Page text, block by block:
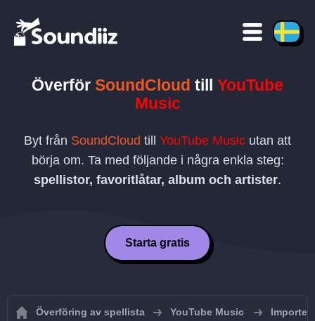
Överför SoundCloud till YouTube
Music
Byt från SoundCloud till YouTube Music utan att
börja om. Ta med följande i några enkla steg:
spellistor, favoritlåtar, album och artister.
Starta gratis
Överföring av spellista YouTube Music